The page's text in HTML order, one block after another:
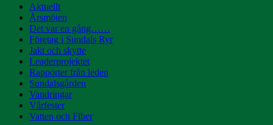
Aktuellt
Årsmöten
Det var en gång……
Företag i Sundals Ryr
Jakt och skytte
Leaderprojektet
Rapporter från leden
Sundalsgården
Vandringar
Vårfester
Vatten och Fiber